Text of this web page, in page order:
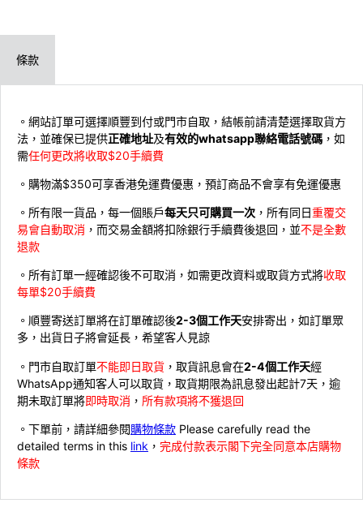
條款
。網站訂單可選擇順豐到付或門市自取，結帳前請清楚選擇取貨方
法，並確保已提供正確地址及有效的whatsapp聯絡電話號碼 ，如
需任何更改將收取$20手續費
。購物滿$350可享香港免運費優惠，預訂商品不會享有免運優惠
。所有限一貨品，每一個賬戶每天只可購買一次 ，所有同日重覆交
易會自動取消 ，而交易金額將扣除銀行手續費後退回，並不是全數
退款
。所有訂單一經確認後不可取消，如需更改資料或取貨方式將收取
每單$20手續費
。順豐寄送訂單將在訂單確認後2-3個工作天安排寄出，如訂單眾
多，出貨日子將會延長，希望客人見諒
。門市自取訂單不能即日取貨 ，取貨訊息會在2-4個工作天經
WhatsApp通知客人可以取貨，取貨期限為訊息發出起計7天，逾
期未取訂單將即時取消 ， 所有款項將不獲退回
。下單前，請詳細參閱購物條款 Please carefully read the
detailed terms in this link ， 完成付款表示閣下完全同意本店購物
條款